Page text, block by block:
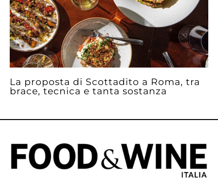
La proposta di Scottadito a Roma, tra
brace, tecnica e tanta sostanza